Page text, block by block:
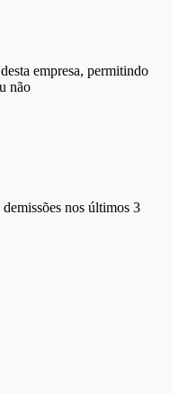
empresa, permitindo
não
nos últimos 3